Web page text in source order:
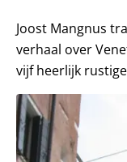
Joost Mangnus
verhaal over
vijf heerlijk